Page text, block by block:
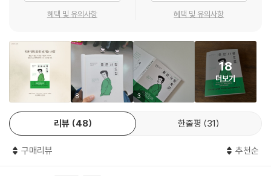
끼게 합니다.
좋은 사람을 발견한 횟수만큼, 일상이 행복해진다!
가까이 있지만 평소에는 좀처럼 눈치채지 못하는
‘좋은 사람’ 100명을 만나보세요.
복잡한 지하철 안에서 발이 밟혔습니다. “아, 미안합니다.” 어째서인지 발
이 밟힌 사람 입에서 미안하다는 말이 나옵니다. 하지만 그 말을 한 사람은
크게 신경 쓰지 않습니다. 불편한 상황을 이해하고 친절과 배려가 몸에 밴
많은 친절을 베풀며 살아가고 있습니다. 회식 자리에서 자진해서 고기를
혜택 및 유의사항 혜택 및 유의사항
8 3
18
더보기
리뷰 48 한줄평 31
구매리뷰 추천순